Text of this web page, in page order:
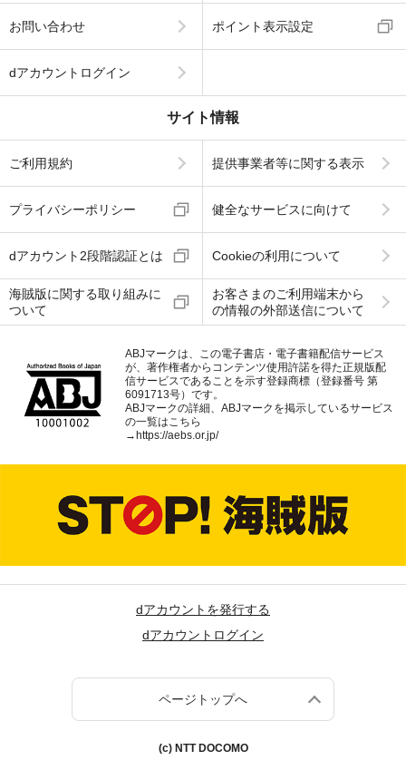
お問い合わせ ポイント表示設定
dアカウントログイン
サイト情報
ご利用規約 提供事業者等に関する表示
プライバシーポリシー 健全なサービスに向けて
dアカウント2段階認証とは Cookieの利用について
海賊版に関する取り組みに
ついて
お客さまのご利用端末から
の情報の外部送信について
ABJマークは、この電子書店・電子書籍配信サービス
が、著作権者からコンテンツ使用許諾を得た正規版配
信サービスであることを示す登録商標（登録番号 第
6091713号）です。
ABJマークの詳細、ABJマークを掲示しているサービス
の一覧はこちら
→ https://aebs.or.jp/
dアカウントを発行する
dアカウントログイン
ページトップへ
(c) NTT DOCOMO